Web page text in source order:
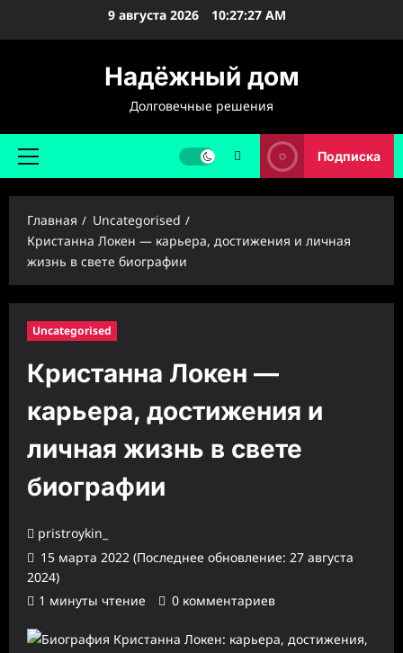
9 августа 2026 10:27:28 AM
Надёжный дом
Долговечные решения
Основное
Подписка
Главная
Uncategorised
Кристанна Локен — карьера, достижения и личная
жизнь в свете биографии
Uncategorised
Кристанна Локен —
карьера, достижения и
личная жизнь в свете
биографии
pristroykin_
15 марта 2022 (Последнее обновление: 27 августа
2024)
1 минуты чтение
0 комментариев